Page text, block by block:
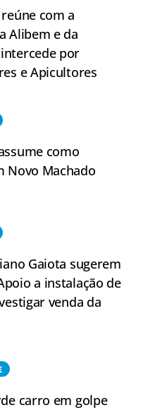
com a
Alibem e da
por
e Apicultores
como
Novo Machado
Gaiota sugerem
a instalação de
venda da
carro em golpe